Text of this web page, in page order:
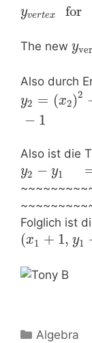
yvertex for
The new y
Also durch
y2 = (x2)2
− 1
Also ist die
y2 − y1
Folglich ist
(x1 + 1, y1
Kategorien
Algebra